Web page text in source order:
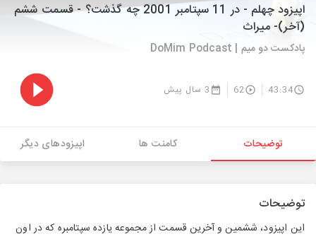
اپیزود چهلم - در 11 سپتامبر 2001 چه گذشت؟ - قسمت ششم
(آخر)- میراث
پادکست دو میم | DoMim Podcast
43:34
62 3 سال پیش
توضیحات کامنت ها اپیزودهای دیگر
توضیحات
این اپیزود، ششمین و آخرین قسمت از مجموعه یازده سپتامبره که در اون